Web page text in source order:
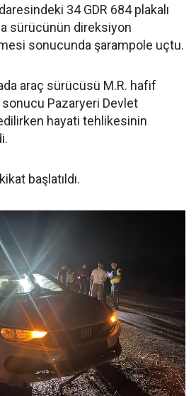
34 GDR 684 plakalı
sürücünün direksiyon
sonucunda şarampole uçtu.
araç sürücüsü M.R. hafif
sonucu Pazaryeri Devlet
hayati tehlikesinin
başlatıldı.